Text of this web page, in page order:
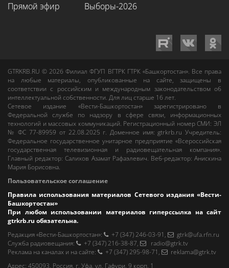
Прямой эфир Выборы-2026
GTRKRB.RU © 2026Филиал ФГУП ВГТРК ГТРК «Башкортостан». Все права
на любые материалы, опубликованные на сайте, защищены в
соответствии с российским и международным законодательством об
интеллектуальной собственности. Для лиц старше 16 лет.
Сетевое издание «Вести-Башкортостан»зарегистрировано в
Федеральной службе по надзору в сфере связи, информационных
технологий и массовых коммуникаций. Регистрационный номер СМИ: ЭЛ
№ ФС 77-89959 от 22.08.2025 г. Доменное имя:gtrkrb.ru Учредитель:
Федеральное государственное унитарное предприятие «Всероссийская
государственная телевизионная и радиовещательная компания».
Главный редактор:Салихов Азамат Рафаэлевич. Веб-редактор:Анискина
Мария Борисовна.
Пользовательское соглашение
Правила использования материалов Сетевого издания «Вести-
Башкортостан»
При любом использовании материалов гиперссылка на сайт
gtrkrb.ru обязательна.
Редакция «Вести-Башкортостан»: +7 (347) 246-03-91 ,
gtrk@ufa.rfn.ru
Cлужба радиовещания: +7 (347) 216-38-87,
radio@gtrk.tv
Реклама на каналах и на сайте: +7 (347) 295-98-71 ,
reklama@gtrk.tv
Адрес: 450093, Россия, г. Уфа, ул. Гафури, 9 корп. 1